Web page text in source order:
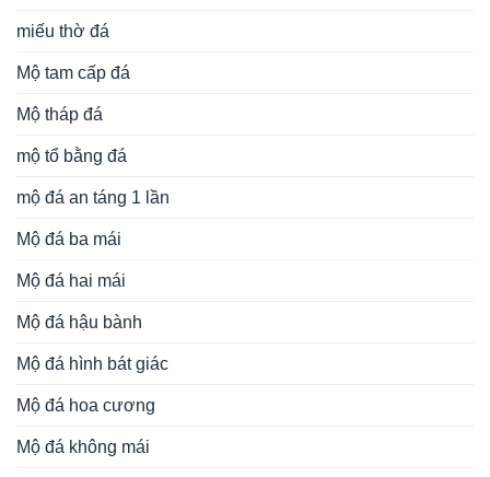
miếu thờ đá
Mộ tam cấp đá
Mộ tháp đá
mộ tổ bằng đá
mộ đá an táng 1 lần
Mộ đá ba mái
Mộ đá hai mái
Mộ đá hậu bành
Mộ đá hình bát giác
Mộ đá hoa cương
Mộ đá không mái